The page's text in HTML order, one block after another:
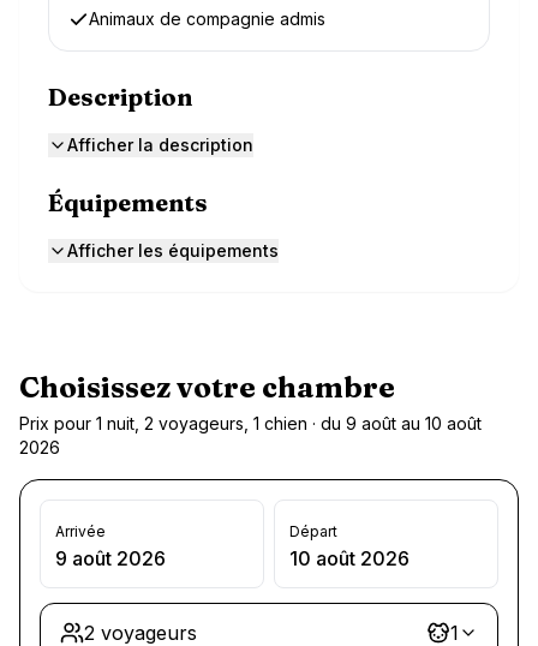
Animaux de compagnie admis
Description
Afficher la description
Équipements
Afficher les équipements
Choisissez votre chambre
Prix pour 1 nuit, 2 voyageurs, 1 chien · du 9 août au 10 août
2026
Arrivée
9 août 2026
Départ
10 août 2026
2 voyageurs 1